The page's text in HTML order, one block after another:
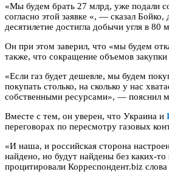
«Мы будем брать 27 млрд, уже подали
согласно этой заявке «, — сказал
десятилетие достигла добычи угля в 80
Он при этом заверил, что «мы будем
также, что сокращение объемов
«Если газ будет дешевле, мы будем
покупать столько, на сколько у нас
собственными ресурсами», — пояснил
Вместе с тем, он уверен, что Украина и
переговорах по пересмотру газовых
«И наша, и российская сторона
найдено, но будут найдены без каких-
процитировали Корреспондент.biz